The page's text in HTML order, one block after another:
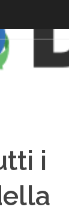
i